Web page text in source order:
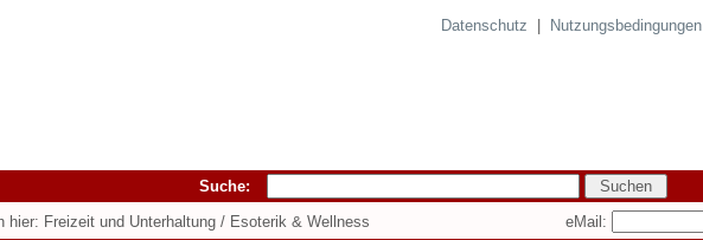
Datenschutz Nutzungsbedingungen
Suche:
hier: Freizeit und Unterhaltung / Esoterik & Wellness
eMail: